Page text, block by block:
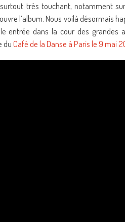
très touchant, notamment
l’album. Nous voilà désormais
entrée dans la cour des grandes
duCafé de la Danse à Paris le 9 mai